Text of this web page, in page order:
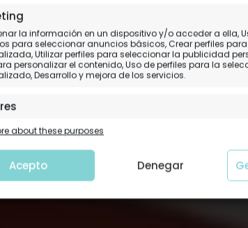
la información en un dispositivo y/o acceder a ella,
para seleccionar anuncios básicos, Crear perfiles
Utilizar perfiles para seleccionar la publicidad
personalizar el contenido, Uso de perfiles para la
Desarrollo y mejora de los servicios.
Vincular diferentes dispositivos, Identificación de
la seguridad, evitar y detectar
fallos, Ofrecer y presentar publicidad y
about these purposes
Acepto Denegar